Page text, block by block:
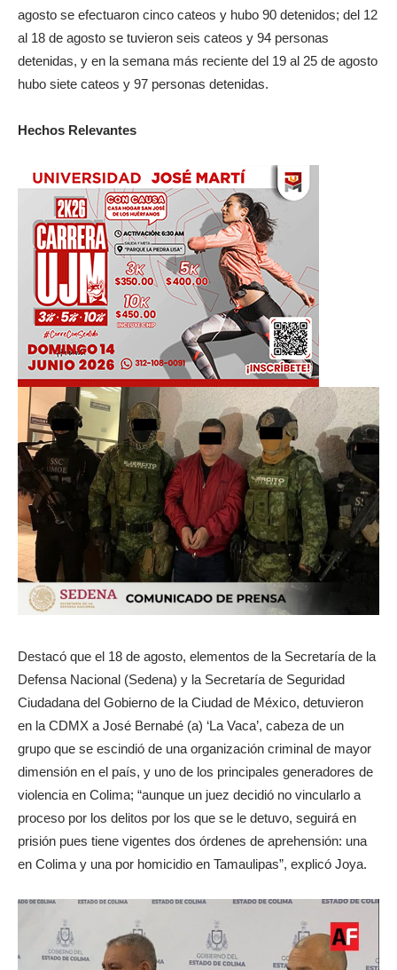
agosto se efectuaron cinco cateos y hubo 90 detenidos; del 12
al 18 de agosto se tuvieron seis cateos y 94 personas
detenidas, y en la semana más reciente del 19 al 25 de agosto
hubo siete cateos y 97 personas detenidas.
Hechos Relevantes
Destacó que el 18 de agosto, elementos de la Secretaría de la
Defensa Nacional (Sedena) y la Secretaría de Seguridad
Ciudadana del Gobierno de la Ciudad de México, detuvieron
en la CDMX a José Bernabé (a) ‘La Vaca’, cabeza de un
grupo que se escindió de una organización criminal de mayor
dimensión en el país, y uno de los principales generadores de
violencia en Colima; “aunque un juez decidió no vincularlo a
proceso por los delitos por los que se le detuvo, seguirá en
prisión pues tiene vigentes dos órdenes de aprehensión: una
en Colima y una por homicidio en Tamaulipas”, explicó Joya.